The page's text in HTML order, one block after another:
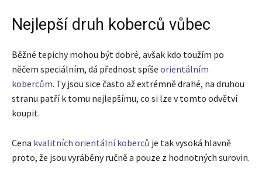
Nejlepší druh koberců vůbec
Běžné tepichy mohou být dobré, avšak kdo toužím po
něčem speciálním, dá přednost spíše orientálním
kobercům. Ty jsou sice často až extrémně drahé, na druhou
stranu patří k tomu nejlepšímu, co si lze v tomto odvětví
koupit.
Cena kvalitních orientální koberců je tak vysoká hlavně
proto, že jsou vyráběny ručně a pouze z hodnotných surovin.